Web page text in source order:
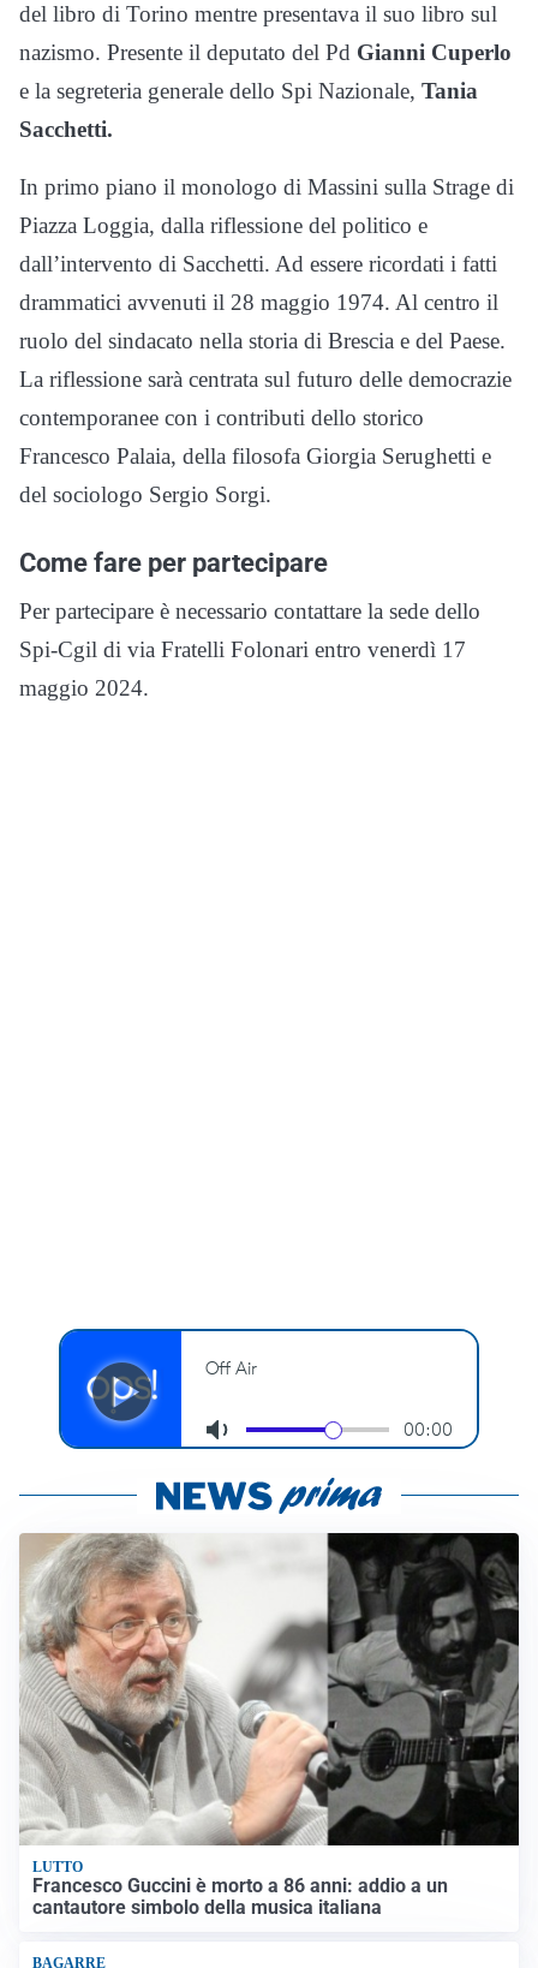
del libro di Torino mentre presentava il suo libro sul
nazismo. Presente il deputato del Pd Gianni Cuperlo
e la segreteria generale dello Spi Nazionale, Tania
Sacchetti.
In primo piano il monologo di Massini sulla Strage di
Piazza Loggia, dalla riflessione del politico e
dall’intervento di Sacchetti. Ad essere ricordati i fatti
drammatici avvenuti il 28 maggio 1974. Al centro il
ruolo del sindacato nella storia di Brescia e del Paese.
La riflessione sarà centrata sul futuro delle democrazie
contemporanee con i contributi dello storico
Francesco Palaia, della filosofa Giorgia Serughetti e
del sociologo Sergio Sorgi.
Come fare per partecipare
Per partecipare è necessario contattare la sede dello
Spi-Cgil di via Fratelli Folonari entro venerdì 17
maggio 2024.
LUTTO
Francesco Guccini è morto a 86 anni: addio a un
cantautore simbolo della musica italiana
BAGARRE